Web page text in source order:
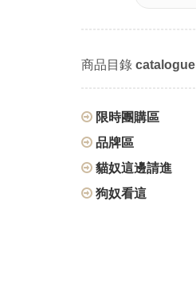
商品目錄 catalogue
限時團購區
品牌區
貓奴這邊請進
狗奴看這